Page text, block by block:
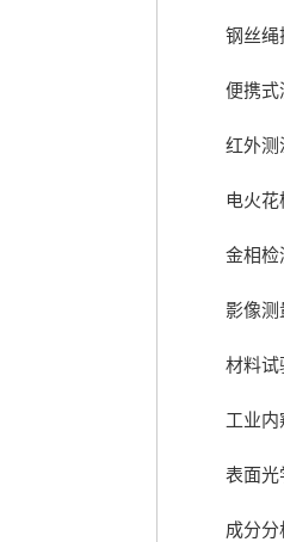
钢丝绳
便携式
红外测
电火
金相
影像测
材料试
工业
表面
成分